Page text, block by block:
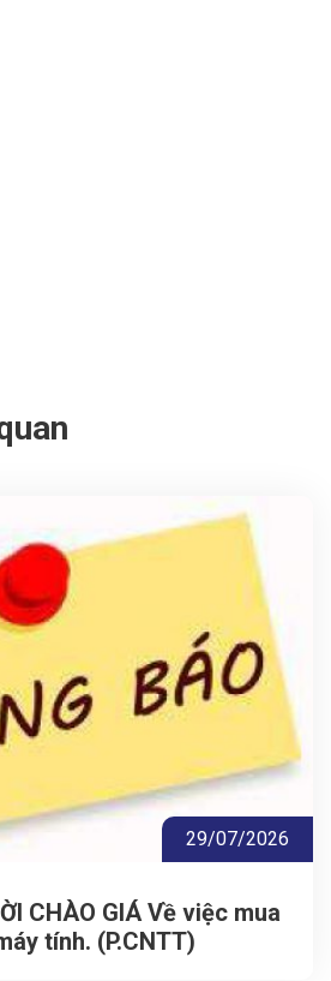
29/07/2026
CHÀO GIÁ Về việc mua
tính. (P.CNTT)